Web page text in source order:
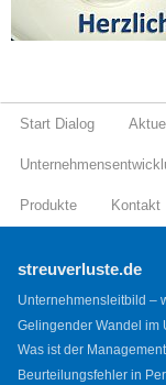
Start Dialog
Produkte Kontakt
streuverluste.de
Unternehmensleitbild –
Gelingender Wandel im
Was ist der
Beurteilungsfehler in